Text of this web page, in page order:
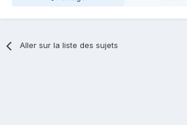
Aller sur la liste des sujets